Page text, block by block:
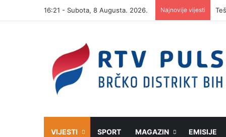
16:21 - Subota, 8 Augusta. 2026. Najnovije vijesti
VIJESTI SPORT MAGAZIN EMISIJE